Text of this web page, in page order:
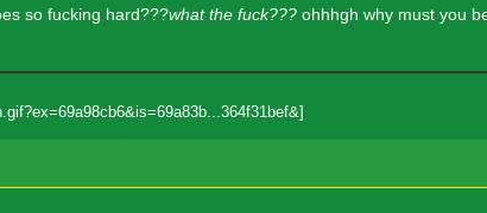
so fucking hard???what the fuck???ohhhgh why must you